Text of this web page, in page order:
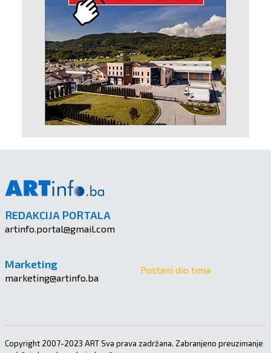
REDAKCIJA PORTALA
artinfo.portal@gmail.com
Marketing
marketing@artinfo.ba
Postani dio tima
Copyright 2007-2023 ART Sva prava zadržana. Zabranjeno preuzimanje